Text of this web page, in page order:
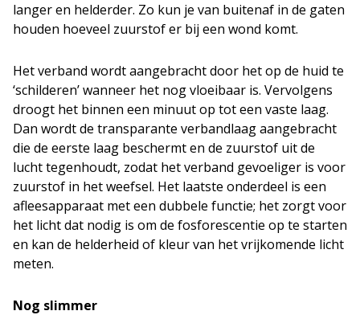
langer en helderder. Zo kun je van buitenaf in de gaten
houden hoeveel zuurstof er bij een wond komt.
Het verband wordt aangebracht door het op de huid te
‘schilderen’ wanneer het nog vloeibaar is. Vervolgens
droogt het binnen een minuut op tot een vaste laag.
Dan wordt de transparante verbandlaag aangebracht
die de eerste laag beschermt en de zuurstof uit de
lucht tegenhoudt, zodat het verband gevoeliger is voor
zuurstof in het weefsel. Het laatste onderdeel is een
afleesapparaat met een dubbele functie; het zorgt voor
het licht dat nodig is om de fosforescentie op te starten
en kan de helderheid of kleur van het vrijkomende licht
meten.
Nog slimmer